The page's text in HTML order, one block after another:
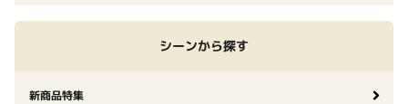
シーンから探す
新商品特集